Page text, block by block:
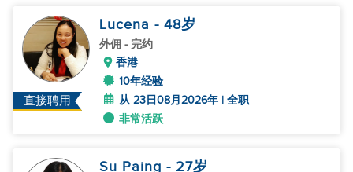
直接聘用
Lucena - 48岁
外佣 - 完约
香港
10年经验
从 23日08月2026年 | 全职
非常活跃
Su Paing - 27岁